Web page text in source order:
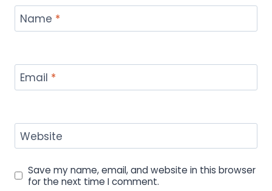
Name *
Email *
Website
Save my name, email, and website in this browser
for the next time I comment.